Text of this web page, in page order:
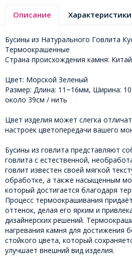
Описание Характеристики
Бусины из Натурального Говлита
Термоокрашенные
Страна происхождения камня: Китай
Цвет: Морской Зеленый
Размер: Длина: 11~16мм, Ширина:
около 39см / нить
Цвет изделия может слегка
настроек цветопередачи вашего
Бусины из говлита представляют
говлита с естественной,
говлит известен своей мягкой
обработке, а также насыщенным
который достигается благодаря
Процесс термоокрашивания
оттенок, делая его ярким и
дизайнерских решений.
нагревания камня для достижения
стойкого цвета, который
улучшает внешний вид изделия.